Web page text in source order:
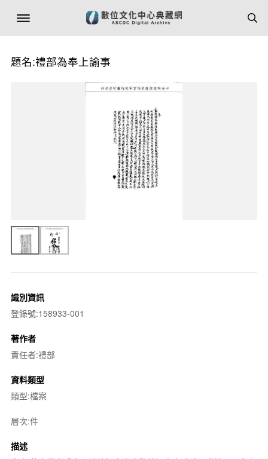
題名:禮部為奉上諭事
識別資訊
登錄號:158933-001
著作者
責任者:禮部
資料類型
類型:檔案
層次:件
描述